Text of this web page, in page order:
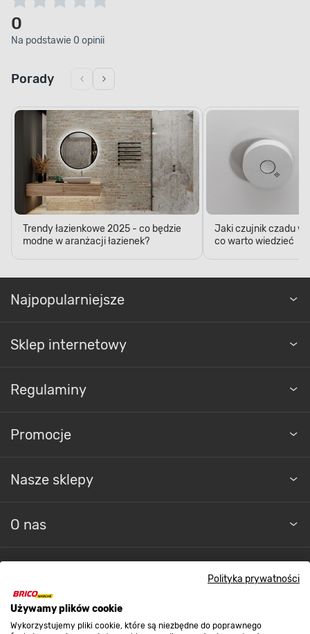
Polityka prywatności
Używamy plików cookie
Wykorzystujemy pliki cookie, które są niezbędne do poprawnego
AKRYL SANITARNY
Wysoka trwałość
Aby cieszyć się wieloletnim użytkowaniem
wyposażenia łazienkowego, wybierz takie, które
zostało wykonane z wysokojakościowych
i trwałych materiałów. Wanna akrylowa
PROFILOWANE PODŁOKIETNIKI
0
Na podstawie 0 opinii
Porady
Trendy łazienkowe 2025 - co będzie
modne w aranżacji łazienek?
Jaki czujnik czadu
co warto wiedzieć
Najpopularniejsze
Sklep internetowy
Regulaminy
Promocje
Nasze sklepy
O nas
Strefa biznesu